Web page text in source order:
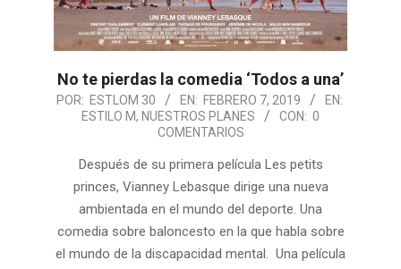
No te pierdas la comedia ‘Todos a una’
2019-
POR: ESTLOM 30 EN: FEBRERO 7, 2019
EN:
ESTILO M, NUESTROS PLANES CON: 0
COMENTARIOS
Después de su primera película Les petits
princes, Vianney Lebasque dirige una nueva
ambientada en el mundo del deporte. Una
comedia sobre baloncesto en la que habla sobre
el mundo de la discapacidad mental. Una película